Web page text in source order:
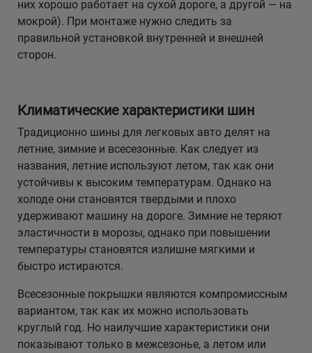
них хорошо работает на сухой дороге, а другой — на
мокрой). При монтаже нужно следить за
правильной установкой внутренней и внешней
сторон.
Климатические характеристики шин
Традиционно шины для легковых авто делят на
летние, зимние и всесезонные. Как следует из
названия, летние используют летом, так как они
устойчивы к высоким температурам. Однако на
холоде они становятся твердыми и плохо
удерживают машину на дороге. Зимние не теряют
эластичности в морозы, однако при повышении
температуры становятся излишне мягкими и
быстро истираются.
Всесезонные покрышки являются компромиссным
вариантом, так как их можно использовать
круглый год. Но наилучшие характеристики они
показывают только в межсезонье, а летом или